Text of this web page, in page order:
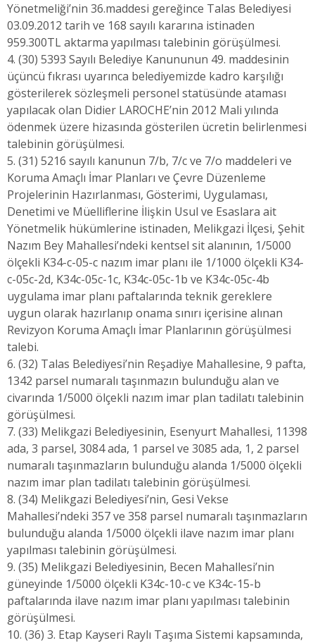
Yönetmeliği’nin 36.maddesi gereğince Talas Belediyesi
03.09.2012 tarih ve 168 sayılı kararına istinaden
959.300TL aktarma yapılması talebinin görüşülmesi.
4. (30) 5393 Sayılı Belediye Kanununun 49. maddesinin
üçüncü fıkrası uyarınca belediyemizde kadro karşılığı
gösterilerek sözleşmeli personel statüsünde ataması
yapılacak olan Didier LAROCHE’nin 2012 Mali yılında
ödenmek üzere hizasında gösterilen ücretin belirlenmesi
talebinin görüşülmesi.
5. (31) 5216 sayılı kanunun 7/b, 7/c ve 7/o maddeleri ve
Koruma Amaçlı İmar Planları ve Çevre Düzenleme
Projelerinin Hazırlanması, Gösterimi, Uygulaması,
Denetimi ve Müelliflerine İlişkin Usul ve Esaslara ait
Yönetmelik hükümlerine istinaden, Melikgazi İlçesi, Şehit
Nazım Bey Mahallesi’ndeki kentsel sit alanının, 1/5000
ölçekli K34-c-05-c nazım imar planı ile 1/1000 ölçekli K34-
c-05c-2d, K34c-05c-1c, K34c-05c-1b ve K34c-05c-4b
uygulama imar planı paftalarında teknik gereklere
uygun olarak hazırlanıp onama sınırı içerisine alınan
Revizyon Koruma Amaçlı İmar Planlarının görüşülmesi
talebi.
6. (32) Talas Belediyesi’nin Reşadiye Mahallesine, 9 pafta,
1342 parsel numaralı taşınmazın bulunduğu alan ve
civarında 1/5000 ölçekli nazım imar plan tadilatı talebinin
görüşülmesi.
7. (33) Melikgazi Belediyesinin, Esenyurt Mahallesi, 11398
ada, 3 parsel, 3084 ada, 1 parsel ve 3085 ada, 1, 2 parsel
numaralı taşınmazların bulunduğu alanda 1/5000 ölçekli
nazım imar plan tadilatı talebinin görüşülmesi.
8. (34) Melikgazi Belediyesi’nin, Gesi Vekse
Mahallesi’ndeki 357 ve 358 parsel numaralı taşınmazların
bulunduğu alanda 1/5000 ölçekli ilave nazım imar planı
yapılması talebinin görüşülmesi.
9. (35) Melikgazi Belediyesinin, Becen Mahallesi’nin
güneyinde 1/5000 ölçekli K34c-10-c ve K34c-15-b
paftalarında ilave nazım imar planı yapılması talebinin
görüşülmesi.
10. (36) 3. Etap Kayseri Raylı Taşıma Sistemi kapsamında,